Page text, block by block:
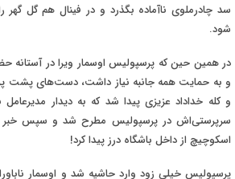
سد چادرملوی ناآماده بگذرد و در فینال هم گل
شود.
و به حمایت همه جانبه نیاز داشت، دست‌های پشت
و کله خداداد عزیزی پیدا شد که به دیدار
سرپرستی‌اش در پرسپولیس مطرح شد و سپس خبر
اسکوچیچ از داخل باشگاه درز پیدا کرد!
پرسپولیس خیلی زود وارد حاشیه شد و اوسمار